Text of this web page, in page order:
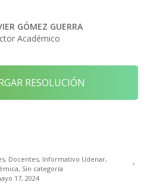
GÓMEZ GUERRA
Académico
RESOLUCIÓN
, Docentes, Informativo Udenar,
, Sin categoría
17, 2024